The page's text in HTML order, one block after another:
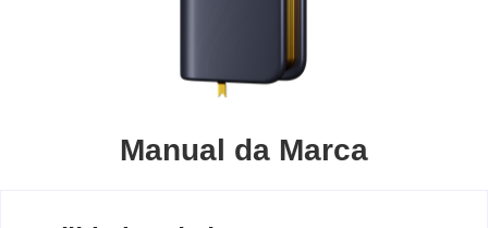
Manual da Marca